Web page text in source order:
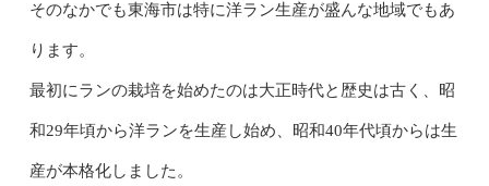
そのなかでも東海市は特に洋ラン生産が盛んな地域でもあ
ります。
最初にランの栽培を始めたのは大正時代と歴史は古く、昭
和29年頃から洋ランを生産し始め、昭和40年代頃からは生
産が本格化しました。